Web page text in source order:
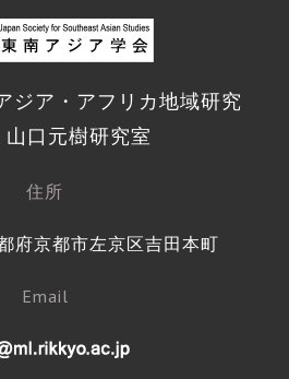
ジア・アフリカ地域研究
口元樹研究室
住所
府京都市左京区吉田本町
Email